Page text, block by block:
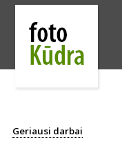
Geriausi darbai